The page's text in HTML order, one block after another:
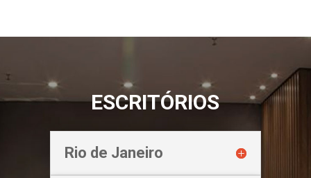
ESCRITÓRIOS
Rio de Janeiro